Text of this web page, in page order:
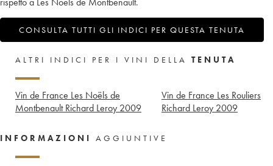
CONSULTA TUTTI GLI INDICI PER QUESTA TENUTA
ALTRI INDICI PER I VINI DELLA TENUTA
Vin de France Les Noëls de
Montbenault Richard Leroy 2009
Vin de France Les Rouliers
Richard Leroy 2009
INFORMAZIONI AGGIUNTIVE